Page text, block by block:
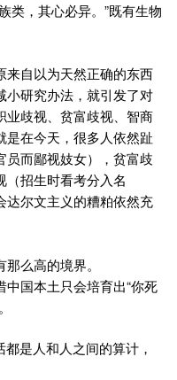
类，其心必异。”既有生物
来自以为天然正确的东西
小研究办法，就引发了对
业歧视、贫富歧视、智商
是在今天，很多人依然趾
员而鄙视妓女），贫富歧
（招生时看考分入名
达尔文主义的糟粕依然充
么高的境界。
国本土只会培育出“你死
是人和人之间的算计，